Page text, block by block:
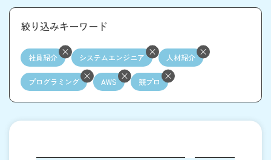
絞り込みキーワード
社員紹介 システムエンジニア 人材紹介
プログラミング AWS 競プロ